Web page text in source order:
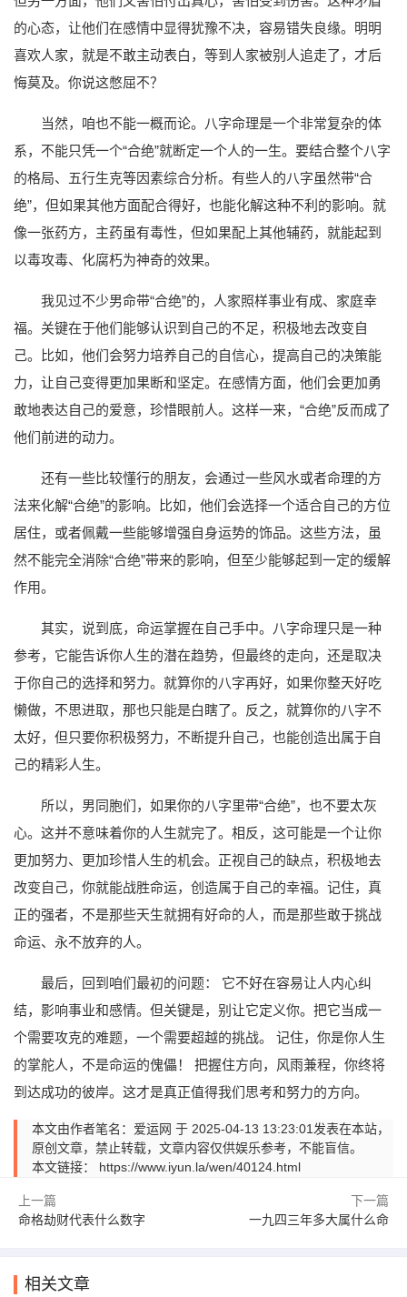
的心态，让他们在感情中显得犹豫不决，容易错失良缘。明明
喜欢人家，就是不敢主动表白，等到人家被别人追走了，才后
悔莫及。你说这憋屈不？
当然，咱也不能一概而论。八字命理是一个非常复杂的体
系，不能只凭一个“合绝”就断定一个人的一生。要结合整个八字
的格局、五行生克等因素综合分析。有些人的八字虽然带“合
绝”，但如果其他方面配合得好，也能化解这种不利的影响。就
像一张药方，主药虽有毒性，但如果配上其他辅药，就能起到
以毒攻毒、化腐朽为神奇的效果。
我见过不少男命带“合绝”的，人家照样事业有成、家庭幸
福。关键在于他们能够认识到自己的不足，积极地去改变自
己。比如，他们会努力培养自己的自信心，提高自己的决策能
力，让自己变得更加果断和坚定。在感情方面，他们会更加勇
敢地表达自己的爱意，珍惜眼前人。这样一来，“合绝”反而成了
他们前进的动力。
还有一些比较懂行的朋友，会通过一些风水或者命理的方
法来化解“合绝”的影响。比如，他们会选择一个适合自己的方位
居住，或者佩戴一些能够增强自身运势的饰品。这些方法，虽
然不能完全消除“合绝”带来的影响，但至少能够起到一定的缓解
作用。
其实，说到底，命运掌握在自己手中。八字命理只是一种
参考，它能告诉你人生的潜在趋势，但最终的走向，还是取决
于你自己的选择和努力。就算你的八字再好，如果你整天好吃
懒做，不思进取，那也只能是白瞎了。反之，就算你的八字不
太好，但只要你积极努力，不断提升自己，也能创造出属于自
己的精彩人生。
所以，男同胞们，如果你的八字里带“合绝”，也不要太灰
心。这并不意味着你的人生就完了。相反，这可能是一个让你
更加努力、更加珍惜人生的机会。正视自己的缺点，积极地去
改变自己，你就能战胜命运，创造属于自己的幸福。记住，真
正的强者，不是那些天生就拥有好命的人，而是那些敢于挑战
命运、永不放弃的人。
最后，回到咱们最初的问题： 它不好在容易让人内心纠
结，影响事业和感情。但关键是，别让它定义你。把它当成一
个需要攻克的难题，一个需要超越的挑战。 记住，你是你人生
的掌舵人，不是命运的傀儡！ 把握住方向，风雨兼程，你终将
到达成功的彼岸。这才是真正值得我们思考和努力的方向。
本文由作者笔名：爱运网 于 2025-04-13 13:23:01发表在本站，
原创文章，禁止转载，文章内容仅供娱乐参考，不能盲信。
本文链接： https://www.iyun.la/wen/40124.html
上一篇
命格劫财代表什么数字
下一篇
一九四三年多大属什么命
相关文章